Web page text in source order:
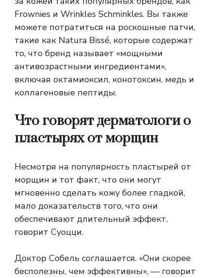
Frownies и Wrinkles Schminkles. Вы также
можете потратиться на роскошные патчи,
такие как Natura Bissé, которые содержат
то, что бренд называет «мощными
антивозрастными ингредиентами»,
включая октамиоксил, конотоксин, медь и
коллагеновые пептиды.
Что говорят дерматологи о
пластырях от морщин
Несмотря на популярность пластырей от
морщин и тот факт, что они могут
мгновенно сделать кожу более гладкой,
мало доказательств того, что они
обеспечивают длительный эффект,
говорит Суоцци.
Доктор Собель соглашается. «Они скорее
бесполезны, чем эффективны», — говорит